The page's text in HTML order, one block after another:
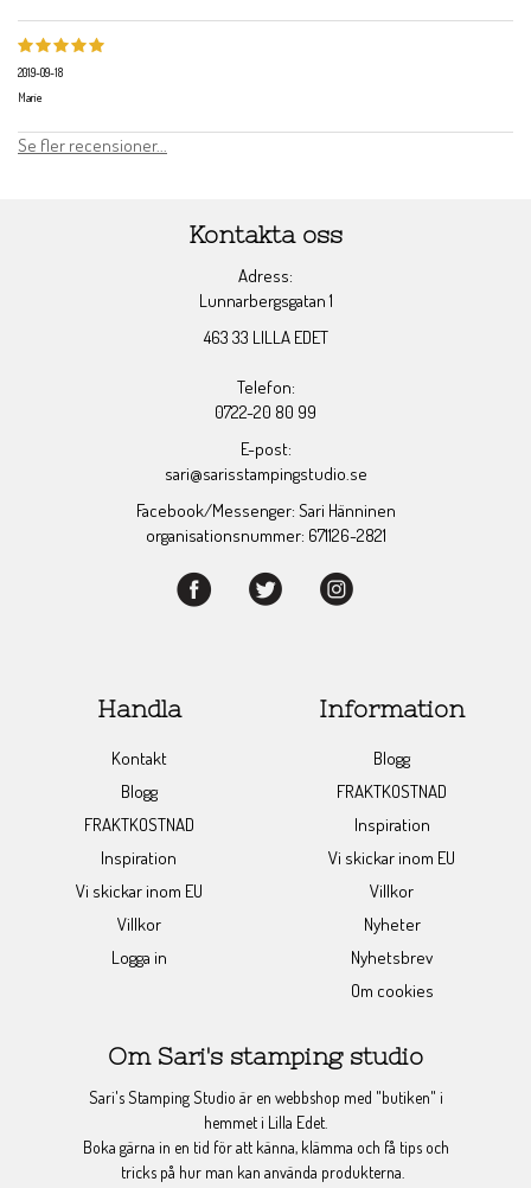
2019-09-18
Marie
Se fler recensioner...
Kontakta oss
Adress:
Lunnarbergsgatan 1
463 33 LILLA EDET
Telefon:
0722-20 80 99
E-post:
sari@sarisstampingstudio.se
Facebook/Messenger: Sari Hänninen
organisationsnummer: 671126-2821
Handla
Kontakt
Blogg
FRAKTKOSTNAD
Inspiration
Vi skickar inom EU
Villkor
Logga in
Information
Blogg
FRAKTKOSTNAD
Inspiration
Vi skickar inom EU
Villkor
Nyheter
Nyhetsbrev
Om cookies
Om Sari's stamping studio
Sari's Stamping Studio är en webbshop med "butiken" i
hemmet i Lilla Edet.
Boka gärna in en tid för att känna, klämma och få tips och
tricks på hur man kan använda produkterna.